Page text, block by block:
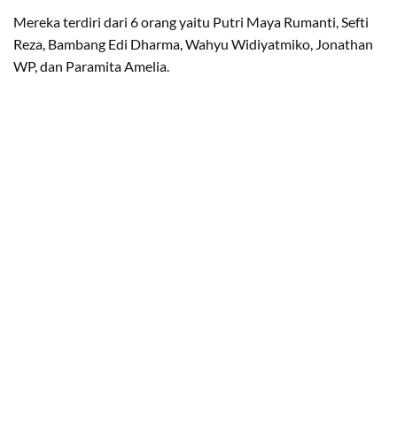
Mereka terdiri dari 6 orang yaitu Putri Maya Rumanti, Sefti
Reza, Bambang Edi Dharma, Wahyu Widiyatmiko, Jonathan
WP, dan Paramita Amelia.